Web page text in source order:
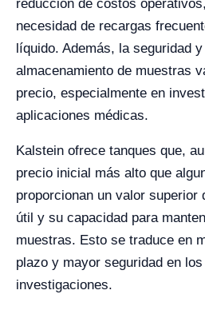
reducción de costos
necesidad de recargas
líquido. Además, la seguridad
almacenamiento de muestras
precio, especialmente en
aplicaciones médicas.
Kalstein ofrece tanques que,
precio inicial más alto que
proporcionan un valor superior
útil y su capacidad para
muestras. Esto se traduce en
plazo y mayor seguridad en
investigaciones.